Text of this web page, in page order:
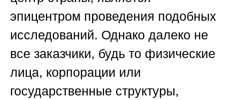
эпицентром проведения подобных
исследований. Однако далеко не
все заказчики, будь то физические
лица, корпорации или
государственные структуры,